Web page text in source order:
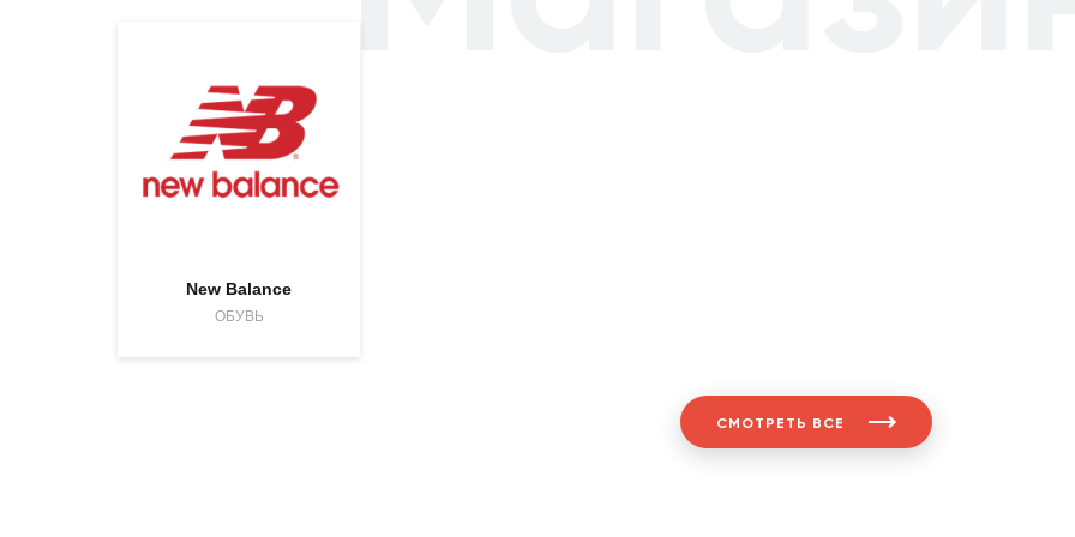
New Balance
ОБУВЬ
СМОТРЕТЬ ВСЕ